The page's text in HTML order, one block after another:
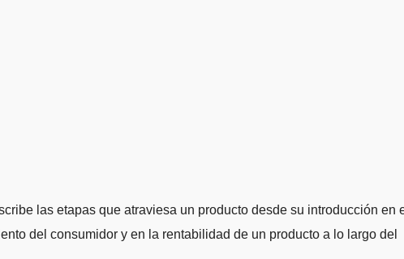
las etapas que atraviesa un producto desde su introducción en
del consumidor y en la rentabilidad de un producto a lo largo del